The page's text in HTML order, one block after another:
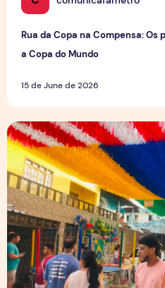
Rua da Copa na Compensa: Os
a Copa do Mundo
15 de June de 2026
O povo brasileiro e o futebol: